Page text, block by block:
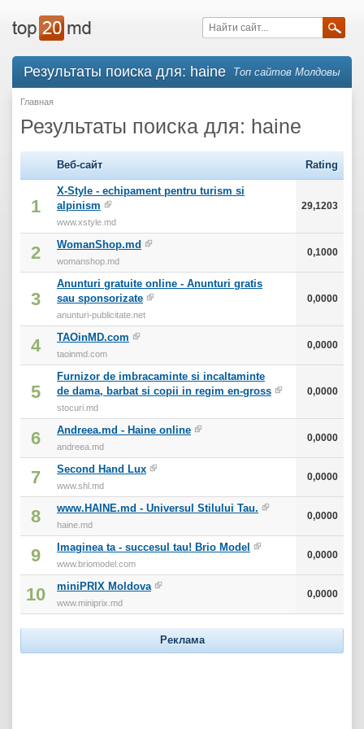
Результаты поиска для: haine Топ сайтов Молдовы
Главная
Результаты поиска для: haine
Веб-сайт Rating
1
X-Style - echipament pentru turism si
alpinism
www.xstyle.md
29,1203
2 WomanShop.md
womanshop.md
0,1000
3
Anunturi gratuite online - Anunturi gratis
sau sponsorizate
anunturi-publicitate.net
0,0000
4 TAOinMD.com
taoinmd.com
0,0000
5
Furnizor de imbracaminte si incaltaminte
de dama, barbat si copii in regim en-gross
stocuri.md
0,0000
6 Andreea.md - Haine online
andreea.md
0,0000
7 Second Hand Lux
www.shl.md
0,0000
8 www.HAINE.md - Universul Stilului Tau.
haine.md
0,0000
9 Imaginea ta - succesul tau! Brio Model
www.briomodel.com
0,0000
10 miniPRIX Moldova
www.miniprix.md
0,0000
Реклама